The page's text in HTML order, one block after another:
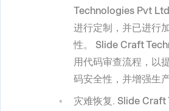
Technologies Pvt Ltd
进行定制，并已进行
性。 Slide Craft
用代码审查流程，以
码安全性，并增强生
灾难恢复. Slide Craft